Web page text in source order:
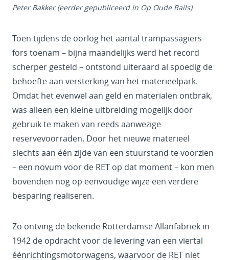
Peter Bakker (eerder gepubliceerd in Op Oude Rails)
Toen tijdens de oorlog het aantal trampassagiers
fors toenam – bijna maandelijks werd het record
scherper gesteld – ontstond uiteraard al spoedig de
behoefte aan versterking van het materieelpark.
Omdat het evenwel aan geld en materialen ontbrak,
was alleen een kleine uitbreiding mogelijk door
gebruik te maken van reeds aanwezige
reservevoorraden. Door het nieuwe materieel
slechts aan één zijde van een stuurstand te voorzien
– een novum voor de RET op dat moment – kon men
bovendien nog op eenvoudige wijze een verdere
besparing realiseren.
Zo ontving de bekende Rotterdamse Allanfabriek in
1942 de opdracht voor de levering van een viertal
éénrichtingsmotorwagens, waarvoor de RET niet